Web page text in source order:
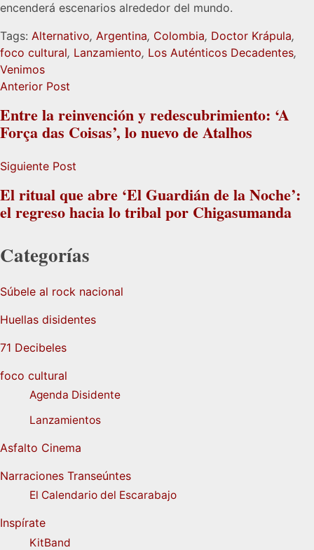
encenderá escenarios alrededor del mundo.
Tags: Alternativo, Argentina, Colombia, Doctor Krápula,
foco cultural, Lanzamiento, Los Auténticos Decadentes,
Venimos
Anterior Post
Entre la reinvención y redescubrimiento: ‘A
Força das Coisas’, lo nuevo de Atalhos
Siguiente Post
El ritual que abre ‘El Guardián de la Noche’:
el regreso hacia lo tribal por Chigasumanda
Categorías
Súbele al rock nacional
Huellas disidentes
71 Decibeles
foco cultural
Agenda Disidente
Lanzamientos
Asfalto Cinema
Narraciones Transeúntes
El Calendario del Escarabajo
Inspírate
KitBand